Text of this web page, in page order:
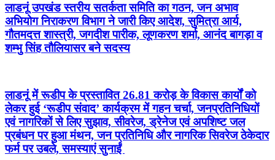
लाडनूं उपखंड स्तरीय सतर्कता समिति का गठन, जन अभाव
अभियोग निराकरण विभाग ने जारी किए आदेश, सुमित्रा आर्य,
गौतमदत्त शास्त्री, जगदीश पारीक, लूणकरण शर्मा, आनंद बागड़ा व
शम्भु सिंह तौलियासर बने सदस्य
लाडनूं में रूडीप के प्रस्तावित 26.81 करोड़ के विकास कार्यों को
लेकर हुई ‘रूडीप संवाद’ कार्यक्रम में गहन चर्चा, जनप्रतिनिधियों
एवं नागरिकों से लिए सुझाव, सीवरेज, ड्रेनेज एवं अपशिष्ट जल
प्रबंधन पर हुआ मंथन, जन प्रतिनिधि और नागरिक सिवरेज ठेकेदार
फर्म पर उबले, समस्याएं सुनाईं